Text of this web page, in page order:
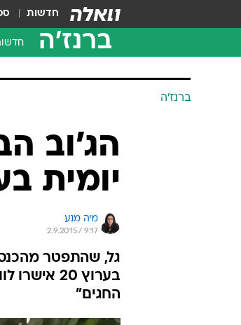
חדשות
ברנז'ה
ברנז'ה
הג'וב
יומית
מיה מנע
2.9.2015 / 9:17
גל, שהתפטר
בערוץ 20
החגים"